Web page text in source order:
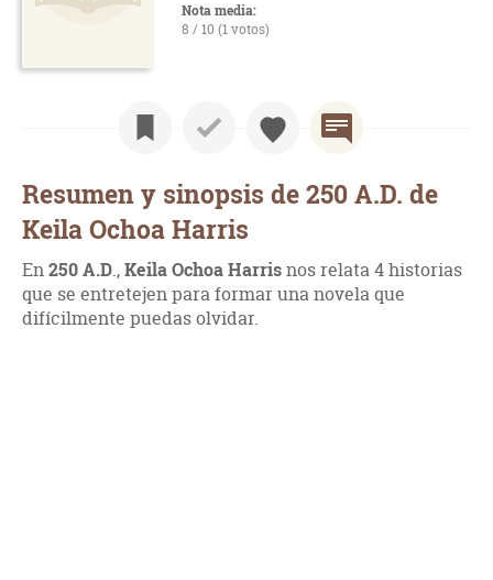
Nota media:
8 / 10 (1 votos)
Resumen y sinopsis de 250 A.D. de
Keila Ochoa Harris
En250 A.D.,Keila Ochoa Harrisnos relata 4 historias
que se entretejen para formar una novela que
difícilmente puedas olvidar.